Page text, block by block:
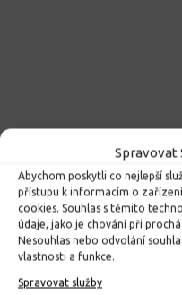
Spravovat
Abychom poskytli co nejlepší
přístupu k informacím o
cookies. Souhlas s těmito
údaje, jako je chování při
Nesouhlas nebo odvolání
vlastnosti a funkce.
Spravovat služby